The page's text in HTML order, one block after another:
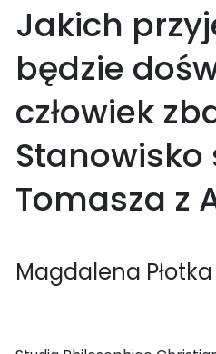
Jakich
będzie
człowiek
Stanowisko
Tomasza z
Magdalena Płotka